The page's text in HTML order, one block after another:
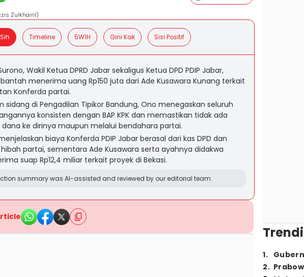
Zulkhairil)
Timeline 5W1H Gini Kak Sisi Positif
Wakil Ketua DPRD Jabar sekaligus Ketua DPD PDIP Jabar,
menerima uang Rp150 juta dari Ade Kusawara Kunang terkait
Konferda partai.
sidang di Pengadilan Tipikor Bandung, Ono menegaskan seluruh
konsisten dengan BAP KPK dan memastikan tidak ada
dana ke dirinya maupun melalui bendahara partai.
biaya Konferda PDIP Jabar berasal dari kas DPD dan
partai, sementara Ade Kusawara serta ayahnya didakwa
suap Rp12,4 miliar terkait proyek di Bekasi.
summary was AI-assisted and reviewed by our editorial team.
1.
2.